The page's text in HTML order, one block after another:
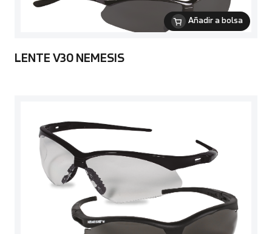
Añadir a bolsa
LENTE V30 NEMESIS